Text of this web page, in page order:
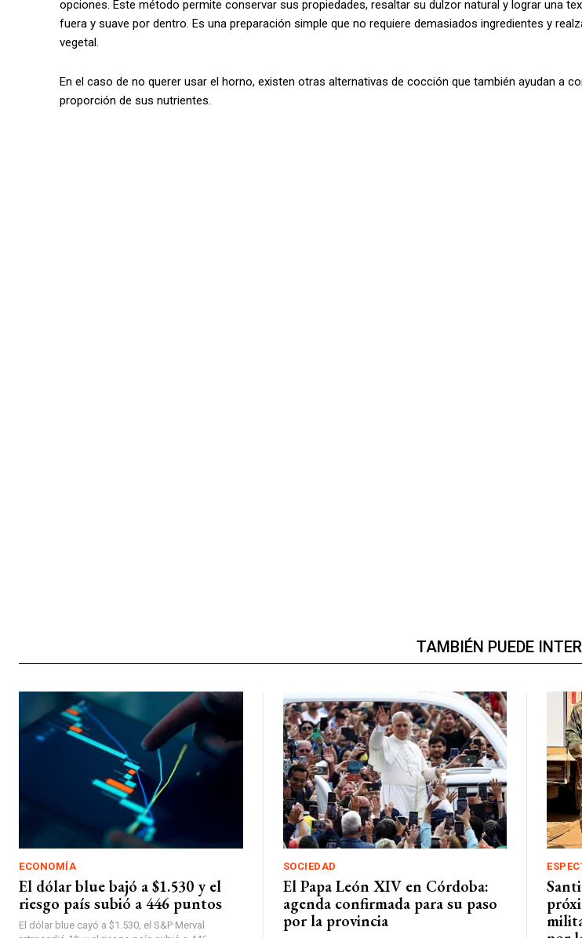
opciones. Este método permite conservar sus propiedades, resaltar su dulzor natural y lograr una
fuera y suave por dentro. Es una preparación simple que no requiere demasiados ingredientes y
vegetal.
En el caso de no querer usar el horno, existen otras alternativas de cocción que también ayudan a
proporción de sus nutrientes.
TAMBIÉN PUEDE
ECONOMÍA
El dólar blue bajó a $1.530 y el
riesgo país subió a 446 puntos
El dólar blue cayó a $1.530, el S&P Merval
SOCIEDAD
El Papa León XIV en Córdoba:
agenda confirmada para su paso
por la provincia